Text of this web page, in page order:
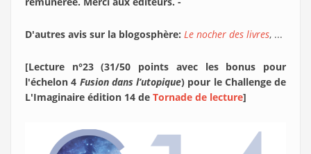
D'autres avis sur la blogosphère: Le nocher des livres, ...
[Lecture n°23 (31/50 points avec les bonus pour
l'échelon 4 Fusion dans l’utopique) pour le Challenge de
L'Imaginaire édition 14 de Tornade de lecture]